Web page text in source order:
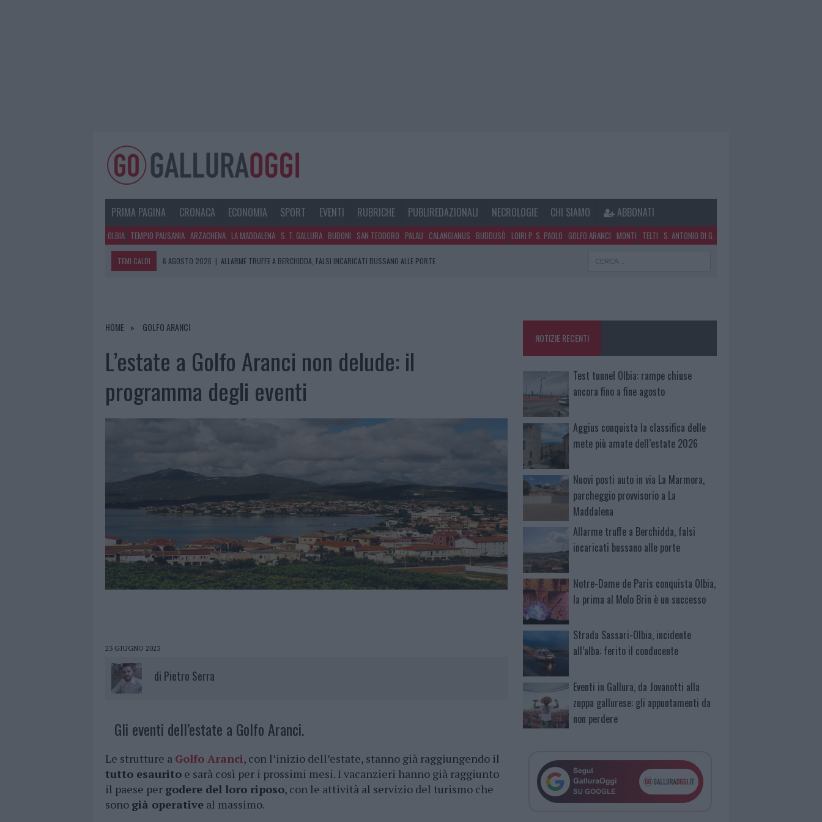
PRIMA PAGINA CRONACA ECONOMIA SPORT EVENTI RUBRICHE PUBLIREDAZIONALI NECROLOGIE CHI SIAMO ABBONATI
OLBIA TEMPIO PAUSANIA ARZACHENA LA MADDALENA S. T. GALLURA BUDONI SAN TEODORO PALAU CALANGIANUS BUDDUSÒ LOIRI P. S. PAOLO GOLFO ARANCI MONTI TELTI S. ANTONIO DI G.
TEMI CALDI 6 AGOSTO 2026 | ALLARME TRUFFE A BERCHIDDA, FALSI INCARICATI BUSSANO ALLE PORTE
6 AGOSTO 2026
| AGGIUS CONQUISTA LA CLASSIFICA DELLE METE PIÙ AMATE DELL’ESTATE 2026
HOME GOLFO ARANCI
L’estate a Golfo Aranci non delude: il
programma degli eventi
23 GIUGNO 2023
di Pietro Serra
Gli eventi dell’estate a Golfo Aranci.
Le strutture a Golfo Aranci, con l’inizio dell’estate, stanno già raggiungendo il
tutto esaurito e sarà così per i prossimi mesi. I vacanzieri hanno già raggiunto
il paese per godere del loro riposo, con le attività al servizio del turismo che
sono già operative al massimo.
NOTIZIE RECENTI
Test tunnel Olbia: rampe chiuse
ancora fino a fine agosto
Aggius conquista la classifica delle
mete più amate dell’estate 2026
Nuovi posti auto in via La Marmora,
parcheggio provvisorio a La
Maddalena
Allarme truffe a Berchidda, falsi
incaricati bussano alle porte
Notre-Dame de Paris conquista Olbia,
la prima al Molo Brin è un successo
Strada Sassari-Olbia, incidente
all’alba: ferito il conducente
Eventi in Gallura, da Jovanotti alla
zuppa gallurese: gli appuntamenti da
non perdere